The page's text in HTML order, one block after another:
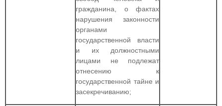
гражданина, о фактах
нарушения законности
органами
государственной власти
и их должностными
лицами не подлежат
отнесению к
государственной тайне и
засекречиванию;